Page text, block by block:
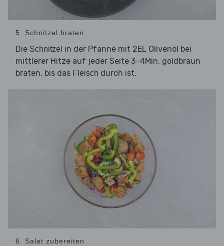
5. Schnitzel braten
Die Schnitzel in der Pfanne mit 2EL Olivenöl bei
mittlerer Hitze auf jeder Seite 3–4Min. goldbraun
braten, bis das Fleisch durch ist.
6. Salat zubereiten